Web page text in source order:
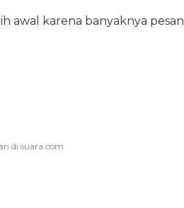
awal karena banyaknya